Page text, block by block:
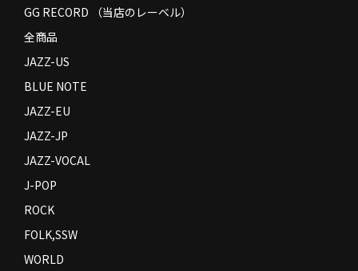
特定商取引法に基づく表示
Contact
GG RECORD （当店のレーベル）
全商品
JAZZ-US
BLUE NOTE
JAZZ-EU
JAZZ-JP
JAZZ-VOCAL
J-POP
ROCK
FOLK,SSW
WORLD